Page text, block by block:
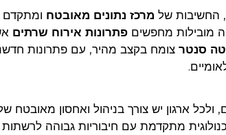
החשיבות של מרכז נתונים מאובטח
מובילות מחפשיםפתרונות אירוח שרתים
סנטר צומח בקצב מהיר, עם פתרונות
ארגון יש צורך בניהול ואחסון מאובטח
מתקדמת עם חיבוריות גבוהה